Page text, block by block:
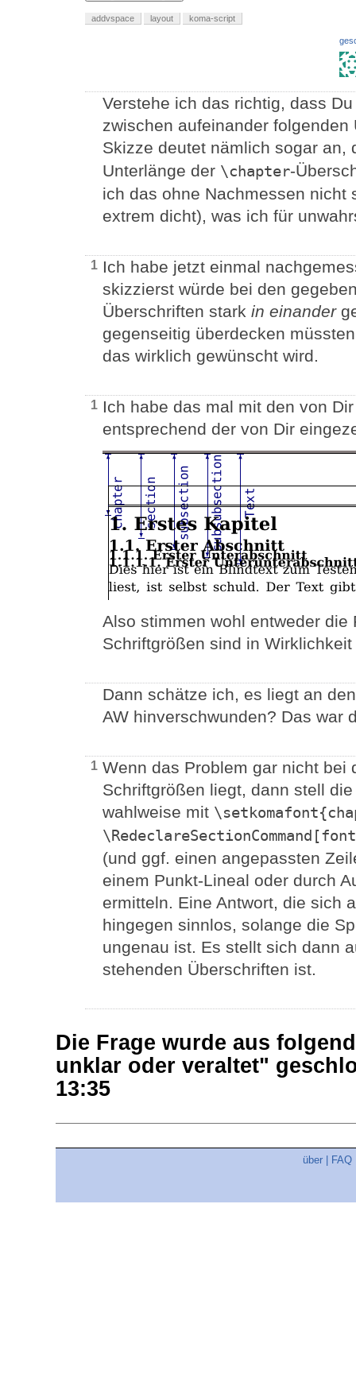
addvspace layout koma-script
Verstehe ich das richtig, dass
zwischen aufeinander
Skizze deutet nämlich sogar an,
Unterlänge der \chapter-
ich das ohne Nachmessen nicht
extrem dicht), was ich für
1 Ich habe jetzt einmal
skizzierst würde bei den
Überschriften stark in einander
gegenseitig überdecken
das wirklich gewünscht wird.
1 Ich habe das mal mit den von
entsprechend der von Dir
Also stimmen wohl entweder
Schriftgrößen sind in
Dann schätze ich, es liegt an
AW hinverschwunden? Das war
1 Wenn das Problem gar nicht bei
Schriftgrößen liegt, dann stell
wahlweise mit
(und ggf. einen angepassten
einem Punkt-Lineal oder durch
ermitteln. Eine Antwort, die sich
hingegen sinnlos, solange die
ungenau ist. Es stellt sich dann
stehenden Überschriften ist.
Die Frage wurde aus
unklar oder veraltet"
13:35
über FAQ